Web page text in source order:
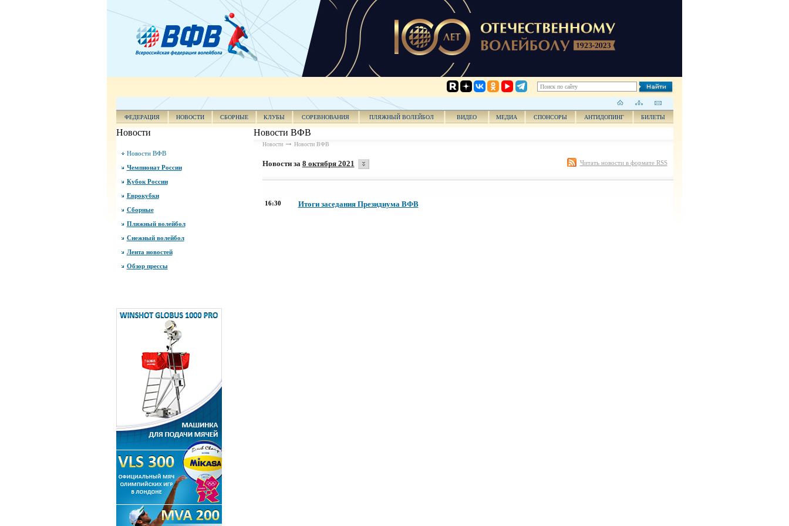
ФЕДЕРАЦИЯ НОВОСТИ СБОРНЫЕ КЛУБЫ СОРЕВНОВАНИЯ ПЛЯЖНЫЙ ВОЛЕЙБОЛ ВИДЕО МЕДИА СПОНСОРЫ АНТИДОПИНГ БИЛЕТЫ
Новости
Новости ВФВ
Чемпионат России
Кубок России
Еврокубки
Сборные
Пляжный волейбол
Снежный волейбол
Лента новостей
Обзор прессы
Новости ВФВ
Новости Новости ВФВ
Новости за 8 октября 2021 Читать новости в формате RSS
16:30 Итоги заседания Президиума ВФВ